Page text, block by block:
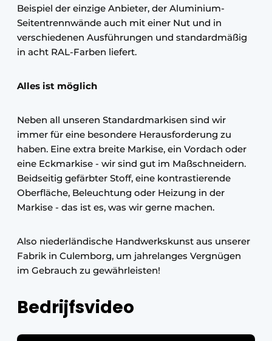
Beispiel der einzige Anbieter, der Aluminium-
Seitentrennwände auch mit einer Nut und in
verschiedenen Ausführungen und standardmäßig
in acht RAL-Farben liefert.
Alles ist möglich
Neben all unseren Standardmarkisen sind wir
immer für eine besondere Herausforderung zu
haben. Eine extra breite Markise, ein Vordach oder
eine Eckmarkise - wir sind gut im Maßschneidern.
Beidseitig gefärbter Stoff, eine kontrastierende
Oberfläche, Beleuchtung oder Heizung in der
Markise - das ist es, was wir gerne machen.
Also niederländische Handwerkskunst aus unserer
Fabrik in Culemborg, um jahrelanges Vergnügen
im Gebrauch zu gewährleisten!
Bedrijfsvideo